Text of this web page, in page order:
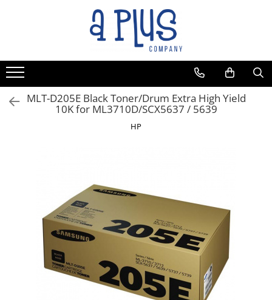
MLT-D205E Black Toner/Drum Extra High Yield
10K for ML3710D/SCX5637 / 5639
HP